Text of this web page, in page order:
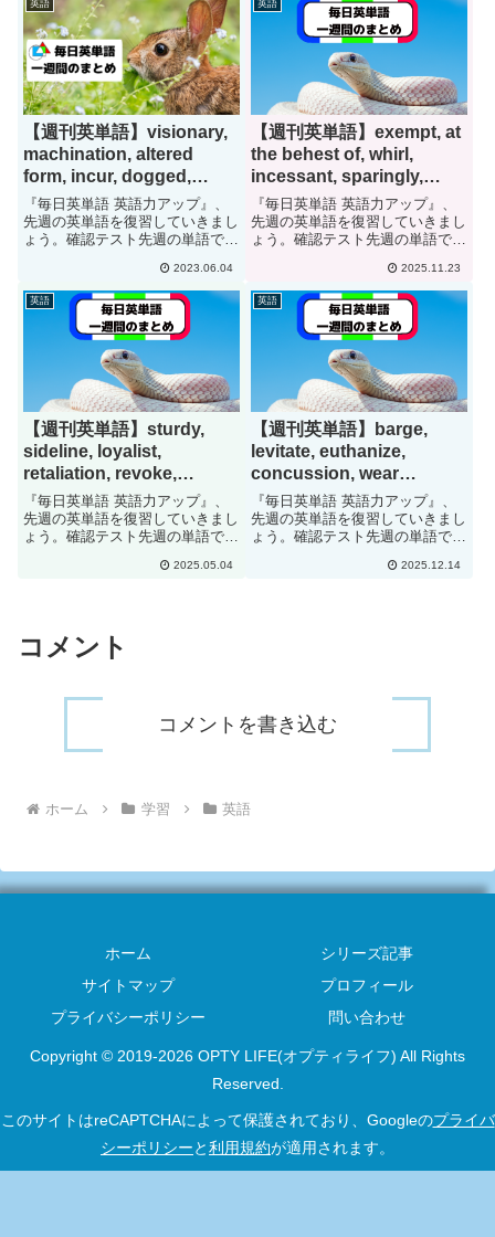
mendbroi...
withaffirmrebutcontemptmoan...
英語
【週刊英単語】visionary,
machination, altered
form, incur, dogged,
culinary[#178]
『毎日英単語 英語力アップ』、
先週の英単語を復習していきまし
ょう。確認テスト先週の単語で
visionarymachinationaltered
formincurdoggedculinaryinnovativ
esc...
2023.06.04
英語
【週刊英単語】exempt, at
the behest of, whirl,
incessant, sparingly,
beging[#307]
『毎日英単語 英語力アップ』、
先週の英単語を復習していきまし
ょう。確認テスト先週の単語で
ofwhirlincessantsparinglybenigni
mmuneunder ...
2025.11.23
英語
【週刊英単語】sturdy,
sideline, loyalist,
retaliation, revoke,
facet[#278]
『毎日英単語 英語力アップ』、
先週の英単語を復習していきまし
ょう。確認テスト先週の単語で
sturdysidelineloyalistretaliationrev
2025.05.04
英語
【週刊英単語】barge,
levitate, euthanize,
concussion, wear
disguise, rapturous[#310]
『毎日英単語 英語力アップ』、
先週の英単語を復習していきまし
ょう。確認テスト先週の単語で
bargelevitateeuthanizeconcussio
2025.12.14
コメント
コメントを書き込む
ホーム 学習 英語
ホーム
シリーズ記事
サイトマップ
プロフィール
プライバシーポリシー
問い合わせ
Copyright © 2019-2026 OPTY LIFE(オプティライフ) All Rights
Reserved.
このサイトはreCAPTCHAによって保護されており、Googleのプライバ
シーポリシーと利用規約が適用されます。